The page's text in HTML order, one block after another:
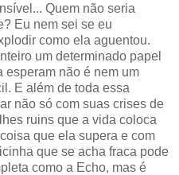
Quem não seria
Eu nem sei se eu
como ela aguentou.
um determinado papel
esperam não é nem um
E além de toda essa
não só com suas crises de
ruins que a vida coloca
que ela supera e com
que se acha fraca pode
como a Echo, mas é